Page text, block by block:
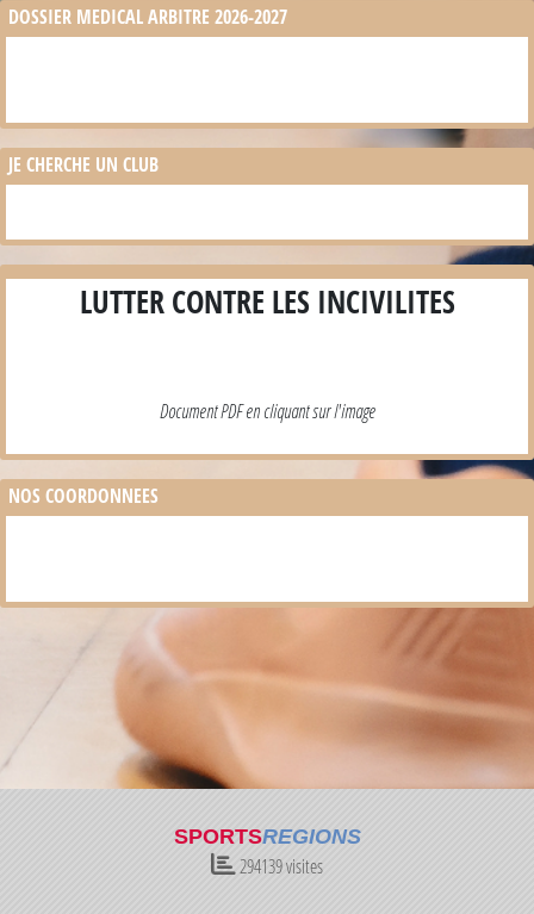
DOSSIER MEDICAL ARBITRE 2026-2027
JE CHERCHE UN CLUB
LUTTER CONTRE LES INCIVILITES
Document PDF en cliquant sur l'image
NOS COORDONNEES
SPORTSREGIONS
294139visites